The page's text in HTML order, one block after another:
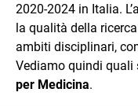
2020-2024 in Italia.
la qualità della
ambiti disciplinari,
Vediamo quindi quali
per Medicina.